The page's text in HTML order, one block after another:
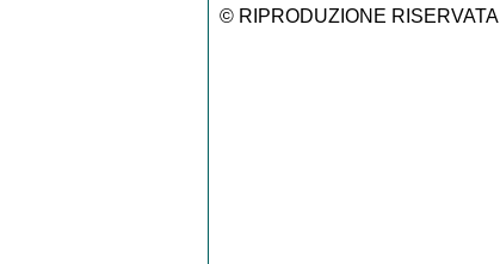
© RIPRODUZIONE RISERVATA